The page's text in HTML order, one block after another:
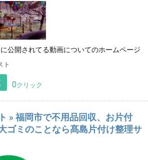
公開されてる動画についてのホームページ
ト
0クリック
» 福岡市で不用品回収、お片付
ゴミのことなら髙島片付け整理サ